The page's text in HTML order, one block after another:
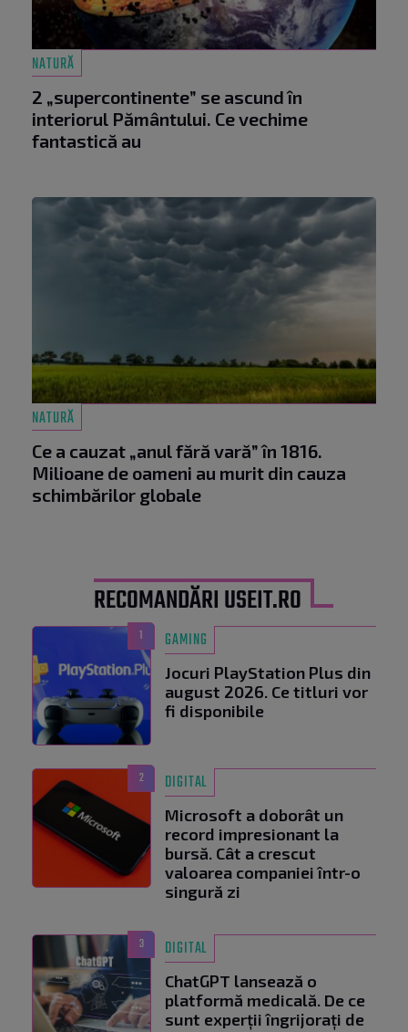
NATURĂ
2 „supercontinente” se ascund în
interiorul Pământului. Ce vechime
fantastică au
NATURĂ
Ce a cauzat „anul fără vară” în 1816.
Milioane de oameni au murit din cauza
schimbărilor globale
RECOMANDĂRI USEIT.RO
1 GAMING
Jocuri PlayStation Plus din
august 2026. Ce titluri vor
fi disponibile
2 DIGITAL
Microsoft a doborât un
record impresionant la
bursă. Cât a crescut
valoarea companiei într-o
singură zi
3 DIGITAL
ChatGPT lansează o
platformă medicală. De ce
sunt experții îngrijorați de